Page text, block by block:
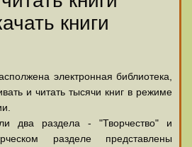
книги
электронная библиотека,
и читать тысячи книг в режиме
два раздела - "Творчество" и
разделе представлены